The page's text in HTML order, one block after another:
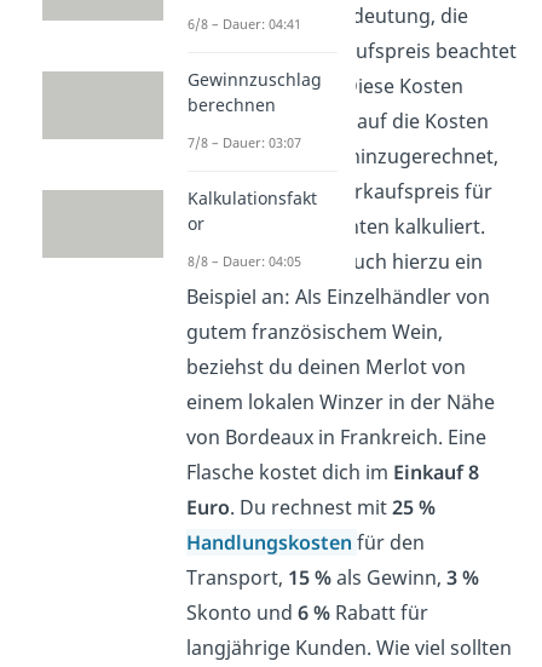
der Rabattvon Bedeutung, die
ebenfalls im Verkaufspreis beachtet
werden müssen. Diese Kosten
werden zusätzlich auf die Kosten
des Endprodukts hinzugerechnet,
bevorman den Verkaufspreis für
den Endkonsumenten kalkuliert.
Schauen wir uns auch hierzu ein
Beispiel an: Als Einzelhändler von
gutem französischem Wein,
beziehst du deinen Merlot von
einem lokalen Winzer in der Nähe
von Bordeaux in Frankreich. Eine
Flasche kostet dich im Einkauf 8
Euro. Du rechnest mit25 %
Handlungskosten für den
Transport, 15 %als Gewinn, 3 %
Skonto und 6 %Rabatt für
langjährige Kunden. Wie viel sollten
6/8 – Dauer: 04:41
Gewinnzuschlag
berechnen
7/8 – Dauer: 03:07
Kalkulationsfakt
or
8/8 – Dauer: 04:05